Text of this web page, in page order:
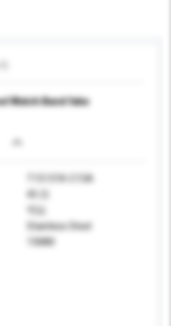
Watch Band fake
T15131K-C15A
45 日
可以
Stainless Steel
15MM